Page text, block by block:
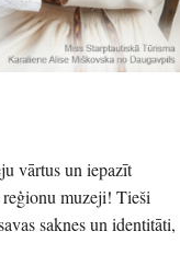
vārtus un iepazīt
muzeji! Tieši
saknes un identitāti,